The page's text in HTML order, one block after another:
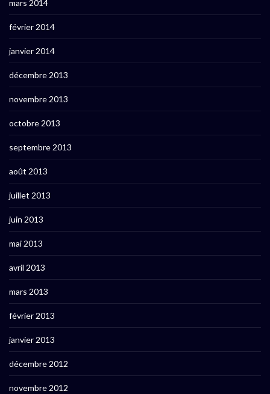
mars 2014
février 2014
janvier 2014
décembre 2013
novembre 2013
octobre 2013
septembre 2013
août 2013
juillet 2013
juin 2013
mai 2013
avril 2013
mars 2013
février 2013
janvier 2013
décembre 2012
novembre 2012